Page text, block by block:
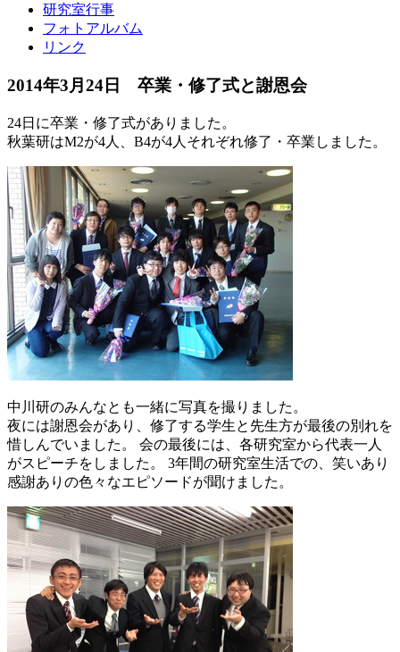
研究室行事
フォトアルバム
リンク
2014年3月24日 卒業・修了式と謝恩会
24日に卒業・修了式がありました。
秋葉研はM2が4人、B4が4人それぞれ修了・卒業しました。
中川研のみんなとも一緒に写真を撮りました。
夜には謝恩会があり、修了する学生と先生方が最後の別れを
惜しんでいました。 会の最後には、各研究室から代表一人
がスピーチをしました。 3年間の研究室生活での、笑いあり
感謝ありの色々なエピソードが聞けました。